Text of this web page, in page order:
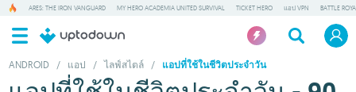
ARES: THE IRON VANGUARD MY HERO ACADEMIA UNITED SURVIVAL TICKET HERO แอป VPN BATTLE
ANDROID / แอป / ไลฟ์สไตล์ / แอปที่ใช้ในชีวิตประจำวัน